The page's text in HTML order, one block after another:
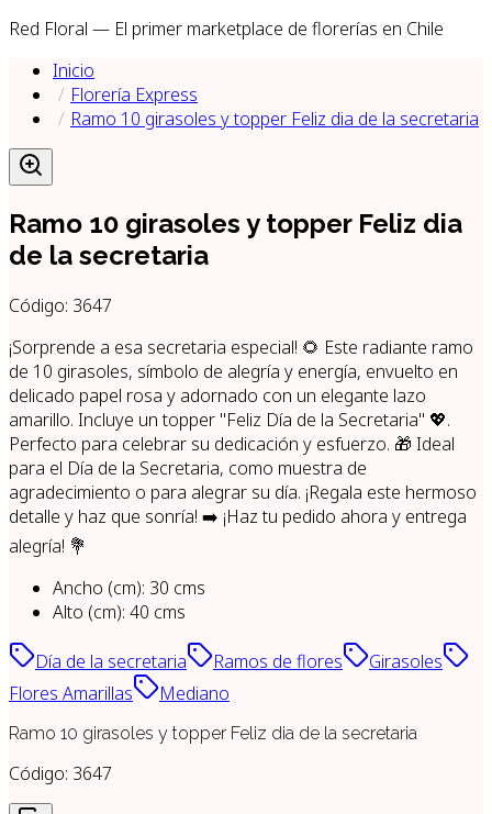
Red Floral — El primer marketplace de florerías en Chile
Inicio
Florería Express
Ramo 10 girasoles y topper Feliz dia de la secretaria
Ramo 10 girasoles y topper Feliz dia
de la secretaria
Código: 3647
¡Sorprende a esa secretaria especial! 🌻 Este radiante ramo
de 10 girasoles, símbolo de alegría y energía, envuelto en
delicado papel rosa y adornado con un elegante lazo
amarillo. Incluye un topper "Feliz Día de la Secretaria" 💖.
Perfecto para celebrar su dedicación y esfuerzo. 🎁 Ideal
para el Día de la Secretaria, como muestra de
agradecimiento o para alegrar su día. ¡Regala este hermoso
detalle y haz que sonría! ➡️ ¡Haz tu pedido ahora y entrega
alegría! 💐
Ancho (cm): 30 cms
Alto (cm): 40 cms
Día de la secretaria Ramos de flores
Girasoles
Flores Amarillas
Mediano
Ramo 10 girasoles y topper Feliz dia de la secretaria
Código: 3647